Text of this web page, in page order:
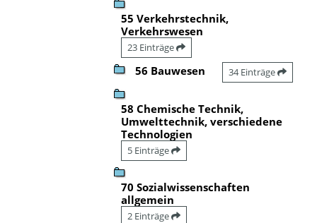
55 Verkehrstechnik,
Verkehrswesen
23 Einträge
56 Bauwesen 34 Einträge
58 Chemische Technik,
Umwelttechnik, verschiedene
Technologien
5 Einträge
70 Sozialwissenschaften
allgemein
2 Einträge